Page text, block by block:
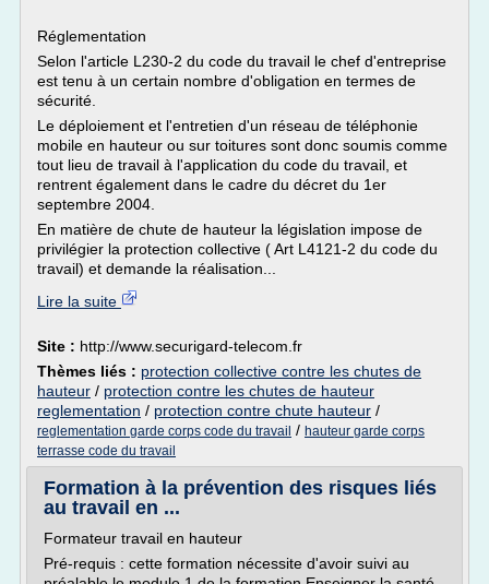
Réglementation
Selon l'article L230-2 du code du travail le chef d'entreprise
est tenu à un certain nombre d'obligation en termes de
sécurité.
Le déploiement et l'entretien d'un réseau de téléphonie
mobile en hauteur ou sur toitures sont donc soumis comme
tout lieu de travail à l'application du code du travail, et
rentrent également dans le cadre du décret du 1er
septembre 2004.
En matière de chute de hauteur la législation impose de
privilégier la protection collective ( Art L4121-2 du code du
travail) et demande la réalisation...
Lire la suite
Site : http://www.securigard-telecom.fr
Thèmes liés : protection collective contre les chutes de
hauteur / protection contre les chutes de hauteur
reglementation / protection contre chute hauteur /
reglementation garde corps code du travail / hauteur garde corps
terrasse code du travail
Formation à la prévention des risques liés
au travail en ...
Formateur travail en hauteur
Pré-requis : cette formation nécessite d'avoir suivi au